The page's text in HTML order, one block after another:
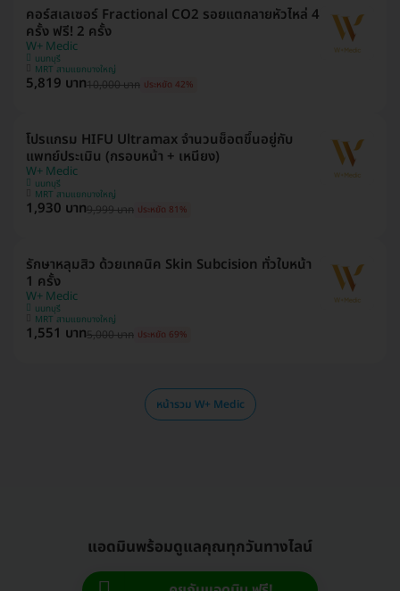
คอร์สเลเซอร์ Fractional CO2 รอยแตกลายหัวไหล่ 4
ครั้ง ฟรี! 2 ครั้ง
W+ Medic
นนทบุรี
MRT สามแยกบางใหญ่
5,819 บาท10,000 บาท ประหยัด 42%
โปรแกรม HIFU Ultramax จำนวนช็อตขึ้นอยู่กับ
แพทย์ประเมิน (กรอบหน้า + เหนียง)
W+ Medic
นนทบุรี
MRT สามแยกบางใหญ่
1,930 บาท9,999 บาท ประหยัด 81%
รักษาหลุมสิว ด้วยเทคนิค Skin Subcision ทั่วใบหน้า
1 ครั้ง
W+ Medic
นนทบุรี
MRT สามแยกบางใหญ่
1,551 บาท5,000 บาท ประหยัด 69%
หน้ารวม W+ Medic
แอดมินพร้อมดูแลคุณทุกวันทางไลน์